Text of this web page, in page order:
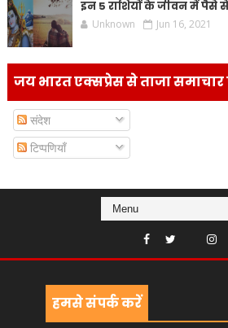
इन 5 राशियों के जीवन में पैसे
Unknown Jun 16, 2021
जय भारत एक्सप्रेस से ताजा
संदेश
टिप्पणियाँ
हमसे संपर्क करें